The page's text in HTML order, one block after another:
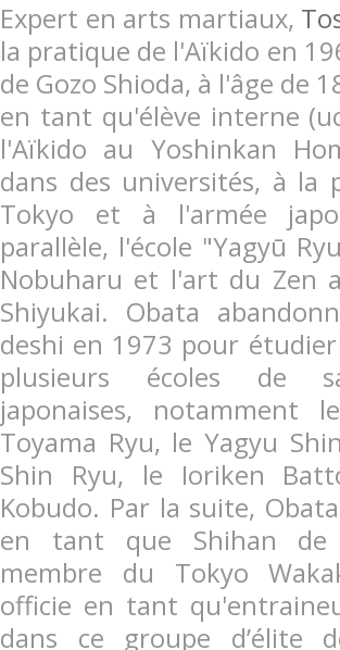
Expert en arts martiaux,
la pratique de l'Aïkido en
de Gozo Shioda, à l'âge de
en tant qu'élève interne
l'Aïkido au Yoshinkan
dans des universités, à la
Tokyo et à l'armée
parallèle, l'école "Yagyū
Nobuharu et l'art du Zen
Shiyukai. Obata
deshi en 1973 pour
plusieurs écoles de
japonaises, notamment
Toyama Ryu, le Yagyu
Shin Ryu, le Ioriken
Kobudo. Par la suite,
en tant que Shihan
membre du Tokyo
officie en tant
dans ce groupe d’élite